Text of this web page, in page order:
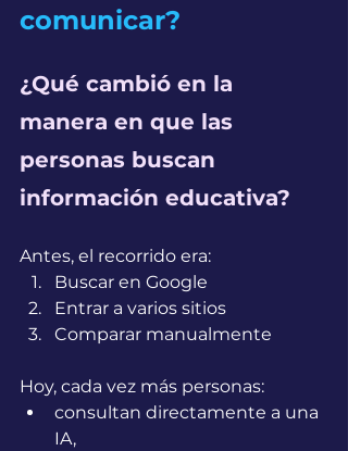
comunicar?
¿Qué cambió en la
manera en que las
personas buscan
información educativa?
Antes, el recorrido era:
Buscar en Google
Entrar a varios sitios
Comparar manualmente
Hoy, cada vez más personas:
consultan directamente a una
IA,